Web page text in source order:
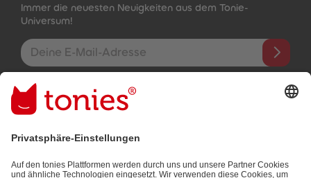
Immer die neuesten Neuigkeiten aus dem Tonie-
Universum!
E-Mail-Addresse
Mit dem Absenden abonnierst du unseren E-Mail-Newsletter, der
auf den von dir bereitgestellten Informationen (z.B. Account-
informationen) und den von dir zu Werbezwecken bereitgestellten
Datenschutzbestimmungen.